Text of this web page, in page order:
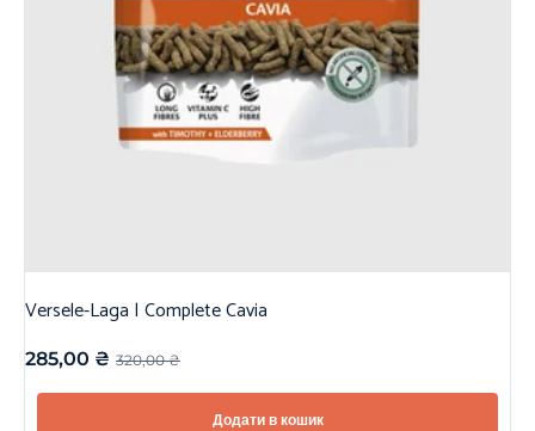
Versele-Laga | Complete Cavia
320,00₴
285,00 ₴
Додати в кошик